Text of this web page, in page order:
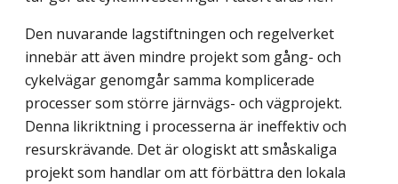
Den nuvarande lagstiftningen och regelverket
innebär att även mindre projekt som gång- och
cykelvägar genomgår samma komplicerade
processer som större järnvägs- och vägprojekt.
Denna likriktning i processerna är ineffektiv och
resurskrävande. Det är ologiskt att småskaliga
projekt som handlar om att förbättra den lokala